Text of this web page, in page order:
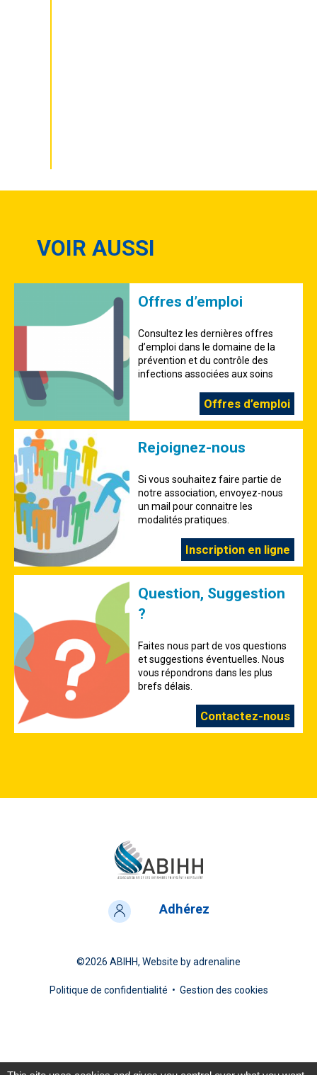
VOIR AUSSI
Offres d’emploi
Consultez les dernières offres
d’emploi dans le domaine de la
prévention et du contrôle des
infections associées aux soins
Offres d’emploi
Rejoignez-nous
Si vous souhaitez faire partie de
notre association, envoyez-nous
un mail pour connaitre les
modalités pratiques.
Inscription en ligne
Question, Suggestion
?
Faites nous part de vos questions
et suggestions éventuelles. Nous
vous répondrons dans les plus
brefs délais.
Contactez-nous
Adhérez
©2026 ABIHH, Website byadrenaline
Politique de confidentialité • Gestion des cookies